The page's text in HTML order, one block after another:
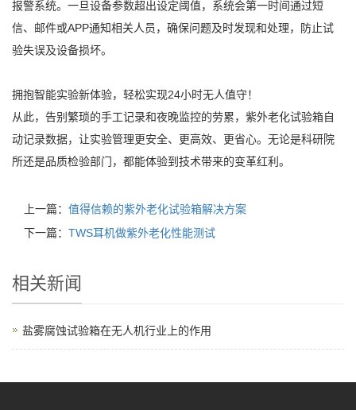
报警系统。一旦设备参数超出设定阈值，系统会第一时间通过短
信、邮件或APP通知相关人员，确保问题及时发现和处理，防止试
验失误及设备损坏。
拥抱智能实验新体验，轻松实现24小时无人值守！
从此，告别繁琐的手工记录和夜晚监控的劳累，紫外老化试验箱自
动记录数据，让实验管理更安全、更高效、更省心。无论是科研院
所还是品质检验部门，都能体验到技术带来的变革红利。
上一篇： 值得信赖的紫外老化试验箱解决方案
下一篇： TWS耳机做紫外老化性能测试
相关新闻
盐雾腐蚀试验箱在无人机行业上的作用